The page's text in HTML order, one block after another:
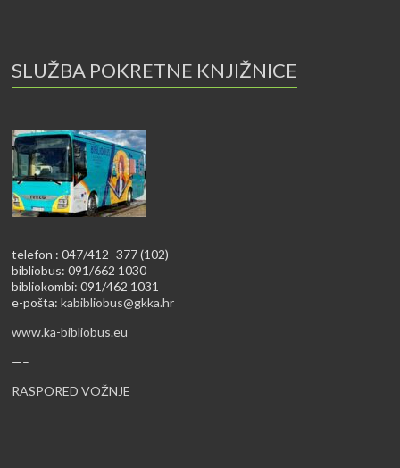
SLUŽBA POKRETNE KNJIŽNICE
telefon : 047/412–377 (102)
bibliobus: 091/662 1030
bibliokombi: 091/462 1031
e-pošta:kabibliobus@gkka.hr
www.ka-bibliobus.eu
—–
RASPORED VOŽNJE